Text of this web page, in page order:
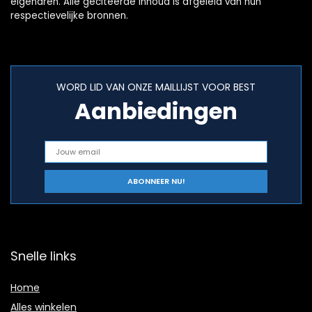
respectievelijke bronnen.
WORD LID VAN ONZE MAILLIJST VOOR BEST
Aanbiedingen
Snelle links
Home
Alles winkelen